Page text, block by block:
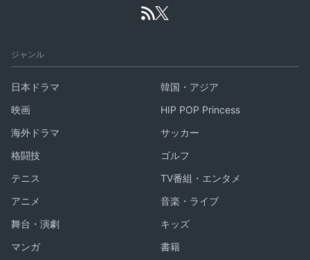
ジャンル
日本ドラマ
韓国・アジア
映画
HIP POP Princess
海外ドラマ
サッカー
格闘技
ゴルフ
テニス
TV番組・エンタメ
アニメ
音楽・ライブ
舞台・演劇
キッズ
マンガ
書籍